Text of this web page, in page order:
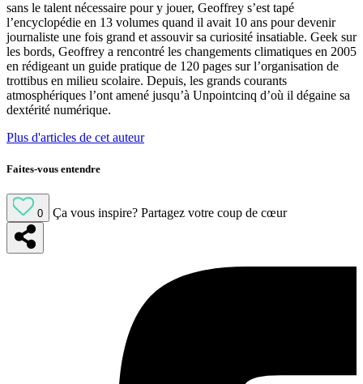
sans le talent nécessaire pour y jouer, Geoffrey s’est tapé
l’encyclopédie en 13 volumes quand il avait 10 ans pour devenir
journaliste une fois grand et assouvir sa curiosité insatiable. Geek sur
les bords, Geoffrey a rencontré les changements climatiques en 2005
en rédigeant un guide pratique de 120 pages sur l’organisation de
trottibus en milieu scolaire. Depuis, les grands courants
atmosphériques l’ont amené jusqu’à Unpointcinq d’où il dégaine sa
dextérité numérique.
Plus d'articles de cet auteur
Faites-vous entendre
0 Ça vous inspire? Partagez votre coup de cœur